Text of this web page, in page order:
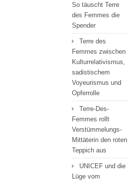
So täuscht Terre
des Femmes die
Spender
Terre des
Femmes zwischen
Kulturrelativismus,
sadistischem
Voyeurismus und
Opferrolle
Terre-Des-
Femmes rollt
Verstümmelungs-
Mittäterin den roten
Teppich aus
UNICEF und die
Lüge vom